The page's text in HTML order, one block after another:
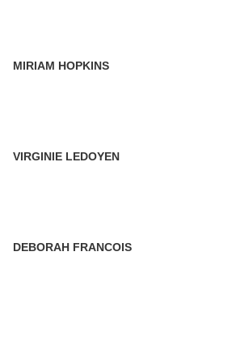
MIRIAM HOPKINS
VIRGINIE LEDOYEN
DEBORAH FRANCOIS